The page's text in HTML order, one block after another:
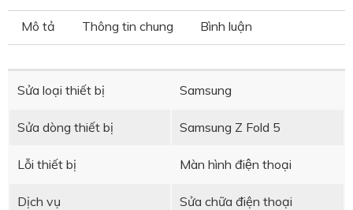
Mô tả Thông tin chung Bình luận
Sửa loại thiết bị Samsung
Sửa dòng thiết bị Samsung Z Fold 5
Lỗi thiết bị Màn hình điện thoại
Dịch vụ Sửa chữa điện thoại